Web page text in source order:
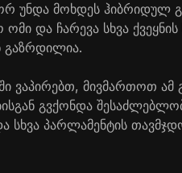
უნდა მოხდეს ჰიბრიდულ
და ჩარევა სხვა ქვეყნის
გაზრდილია.
ვაპირებთ, მივმართოთ ამ
გვქონდა
პარლამენტის